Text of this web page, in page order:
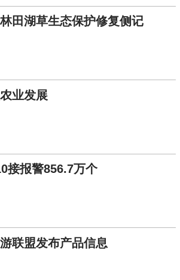
田湖草生态保护修复侧记
业发展
接报警856.7万个
联盟发布产品信息